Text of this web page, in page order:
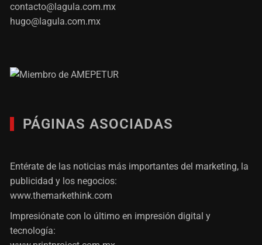
contacto@lagula.com.mx
hugo@lagula.com.mx
PÁGINAS ASOCIADAS
Entérate de las noticias más importantes del marketing, la
publicidad y los negocios:
www.themarkethink.com
Impresiónate con lo último en impresión digital y
tecnología: